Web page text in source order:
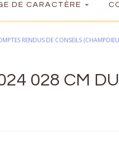
DE CARACTÈRE
RENDUS DE CONSEILS
028 CM